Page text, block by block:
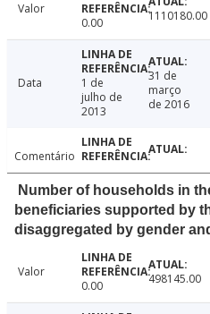
Valor
0.00
1110180.00
Data
1 de
julho de
2013
31 de
março
de 2016
Comentário
Number of households in
beneficiaries supported by
disaggregated by gender
Valor
0.00
498145.00